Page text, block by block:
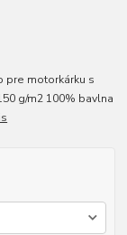
pre motorkárku s
g/m2 100% bavlna